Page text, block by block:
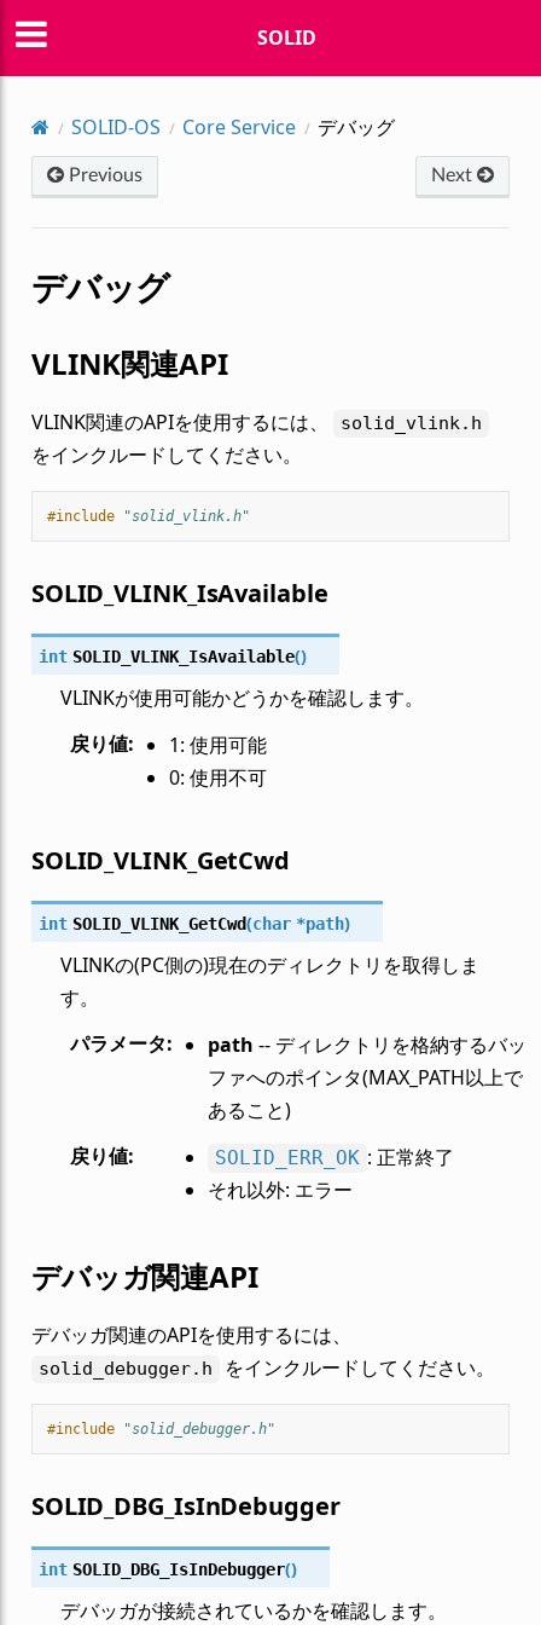
SOLID
SOLID-OS Core Service デバッグ
Previous Next
デバッグ
VLINK関連API
VLINK関連のAPIを使用するには、 solid_vlink.h
をインクルードしてください。
#include "solid_vlink.h"
SOLID_VLINK_IsAvailable
int SOLID_VLINK_IsAvailable()
VLINKが使用可能かどうかを確認します。
戻り値:
1: 使用可能
0: 使用不可
SOLID_VLINK_GetCwd
int SOLID_VLINK_GetCwd(char *path)
VLINKの(PC側の)現在のディレクトリを取得しま
す。
パラメータ: path -- ディレクトリを格納するバッ
ファへのポインタ(MAX_PATH以上で
あること)
戻り値: SOLID_ERR_OK : 正常終了
それ以外: エラー
デバッガ関連API
デバッガ関連のAPIを使用するには、
solid_debugger.h をインクルードしてください。
#include "solid_debugger.h"
SOLID_DBG_IsInDebugger
int SOLID_DBG_IsInDebugger()
デバッガが接続されているかを確認します。